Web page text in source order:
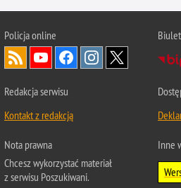
Policjaonline
Redakcja serwisu
Kontakt z redakcją
Nota prawna
Chcesz wykorzystać materiał
z serwisu Poszukiwani.
Inne